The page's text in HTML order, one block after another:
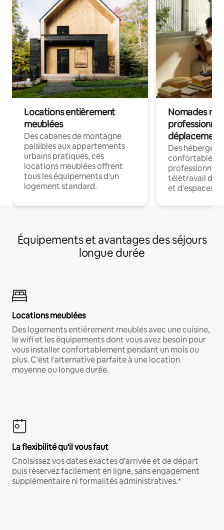
Locations entièrement
meublées
Des cabanes de montagne
paisibles aux appartements
urbains pratiques, ces
locations meublées offrent
tous les équipements d'un
logement standard.
Nomades
déplacement
Des
confortables
professionnels
télétravail
et d'espaces
Équipements et avantages des séjours
longue durée
Locations meublées
Des logements entièrement meublés avec une cuisine,
le wifi et les équipements dont vous avez besoin pour
vous installer confortablement pendant un mois ou
plus. C'est l'alternative parfaite à une location
moyenne ou longue durée.
La flexibilité qu'il vous faut
Choisissez vos dates exactes d'arrivée et de départ
puis réservez facilement en ligne, sans engagement
supplémentaire ni formalités administratives.*